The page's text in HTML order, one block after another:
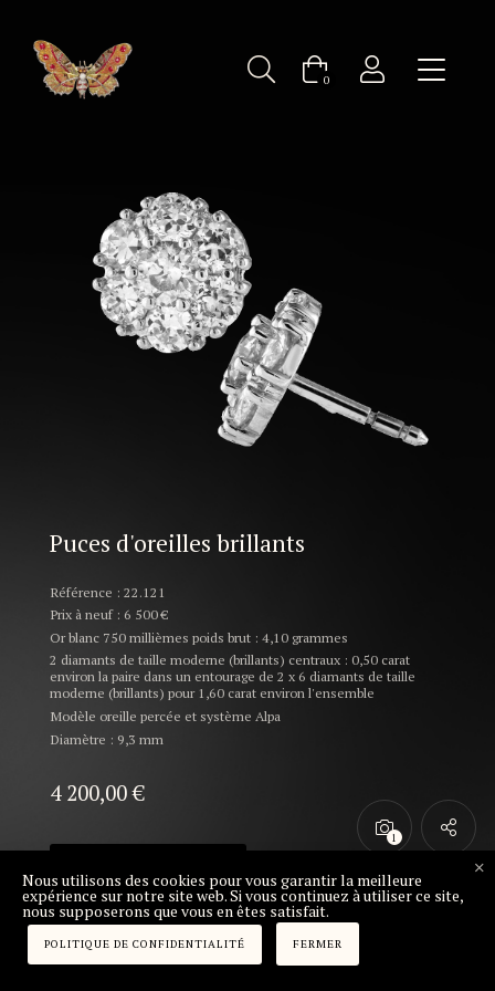
0
Puces d'oreilles brillants
Référence : 22.121
Prix à neuf : 6 500 €
Or blanc 750 millièmes poids brut : 4,10 grammes
2 diamants de taille moderne (brillants) centraux : 0,50 carat
environ la paire dans un entourage de 2 x 6 diamants de taille
moderne (brillants) pour 1,60 carat environ l'ensemble
Modèle oreille percée et système Alpa
Diamètre : 9,3 mm
4 200,00€
AJOUTER AU PANIER
DÉCOUVREZ NOS COLLECTIONS
Nous utilisons des cookies pour vous garantir la meilleure
expérience sur notre site web. Si vous continuez à utiliser ce site,
nous supposerons que vous en êtes satisfait.
POLITIQUE DE CONFIDENTIALITÉ FERMER